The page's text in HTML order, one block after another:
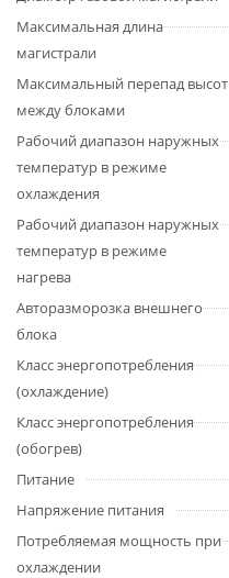
Максимальная длина
магистрали
Максимальный перепад высот
между блоками
Рабочий диапазон наружных
температур в режиме
охлаждения
Рабочий диапазон наружных
температур в режиме
нагрева
Авторазморозка внешнего
блока
Класс энергопотребления
(охлаждение)
Класс энергопотребления
(обогрев)
Питание
Напряжение питания
Потребляемая мощность при
охлаждении